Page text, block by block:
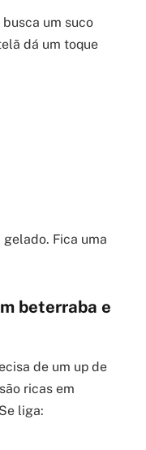
um suco
dá um toque
Fica uma
beterraba e
de um up de
ricas em
liga: